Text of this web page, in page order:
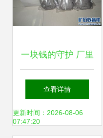
一块钱的守护 厂里
发的3M 9022口罩
与劳保用品管理
查看详情
更新时间：2026-08-06
07:47:20